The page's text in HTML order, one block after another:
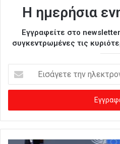
Η ημερήσια
Εγγραφείτε στο
συγκεντρωμένες τις
σ
γ
ε